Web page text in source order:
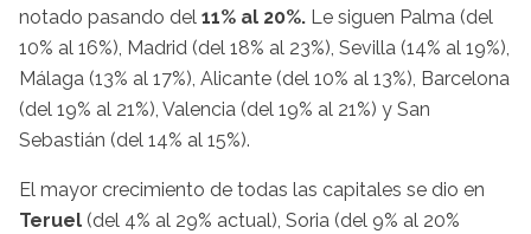
notado pasando del 11% al 20%. Le siguen Palma (del
10% al 16%), Madrid (del 18% al 23%), Sevilla (14% al 19%),
Málaga (13% al 17%), Alicante (del 10% al 13%), Barcelona
(del 19% al 21%), Valencia (del 19% al 21%) y San
Sebastián (del 14% al 15%).
El mayor crecimiento de todas las capitales se dio en
Teruel (del 4% al 29% actual), Soria (del 9% al 20%